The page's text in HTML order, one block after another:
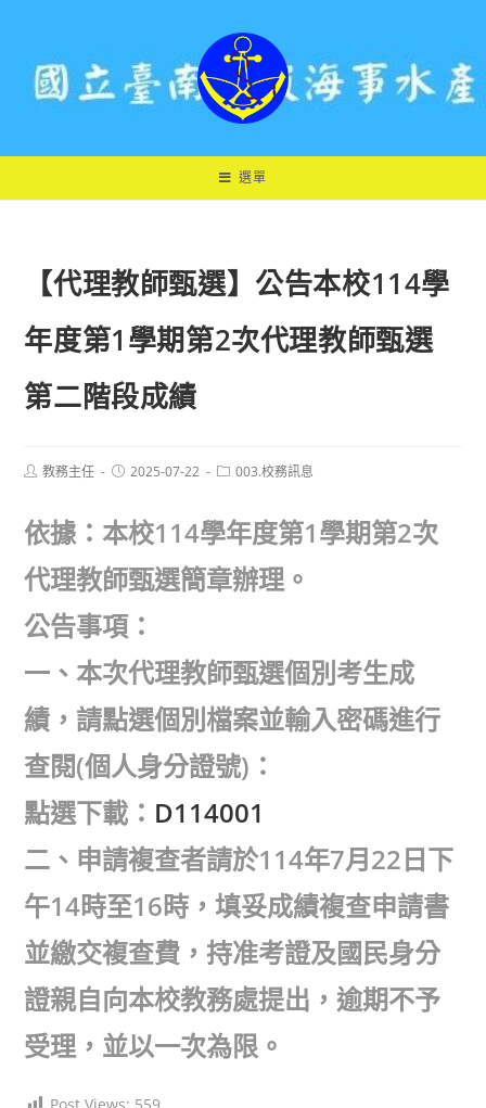
選單
【代理教師甄選】公告本校114學
年度第1學期第2次代理教師甄選
第二階段成績
Post教務主任
Post2025-07-22
Post003.校務訊息
依據：本校114學年度第1學期第2次
代理教師甄選簡章辦理。
公告事項：
一、本次代理教師甄選個別考生成
績，請點選個別檔案並輸入密碼進行
查閱(個人身分證號)：
點選下載： D114001
二、申請複查者請於114年7月22日下
午14時至16時，填妥成績複查申請書
並繳交複查費，持准考證及國民身分
證親自向本校教務處提出，逾期不予
受理，並以一次為限。